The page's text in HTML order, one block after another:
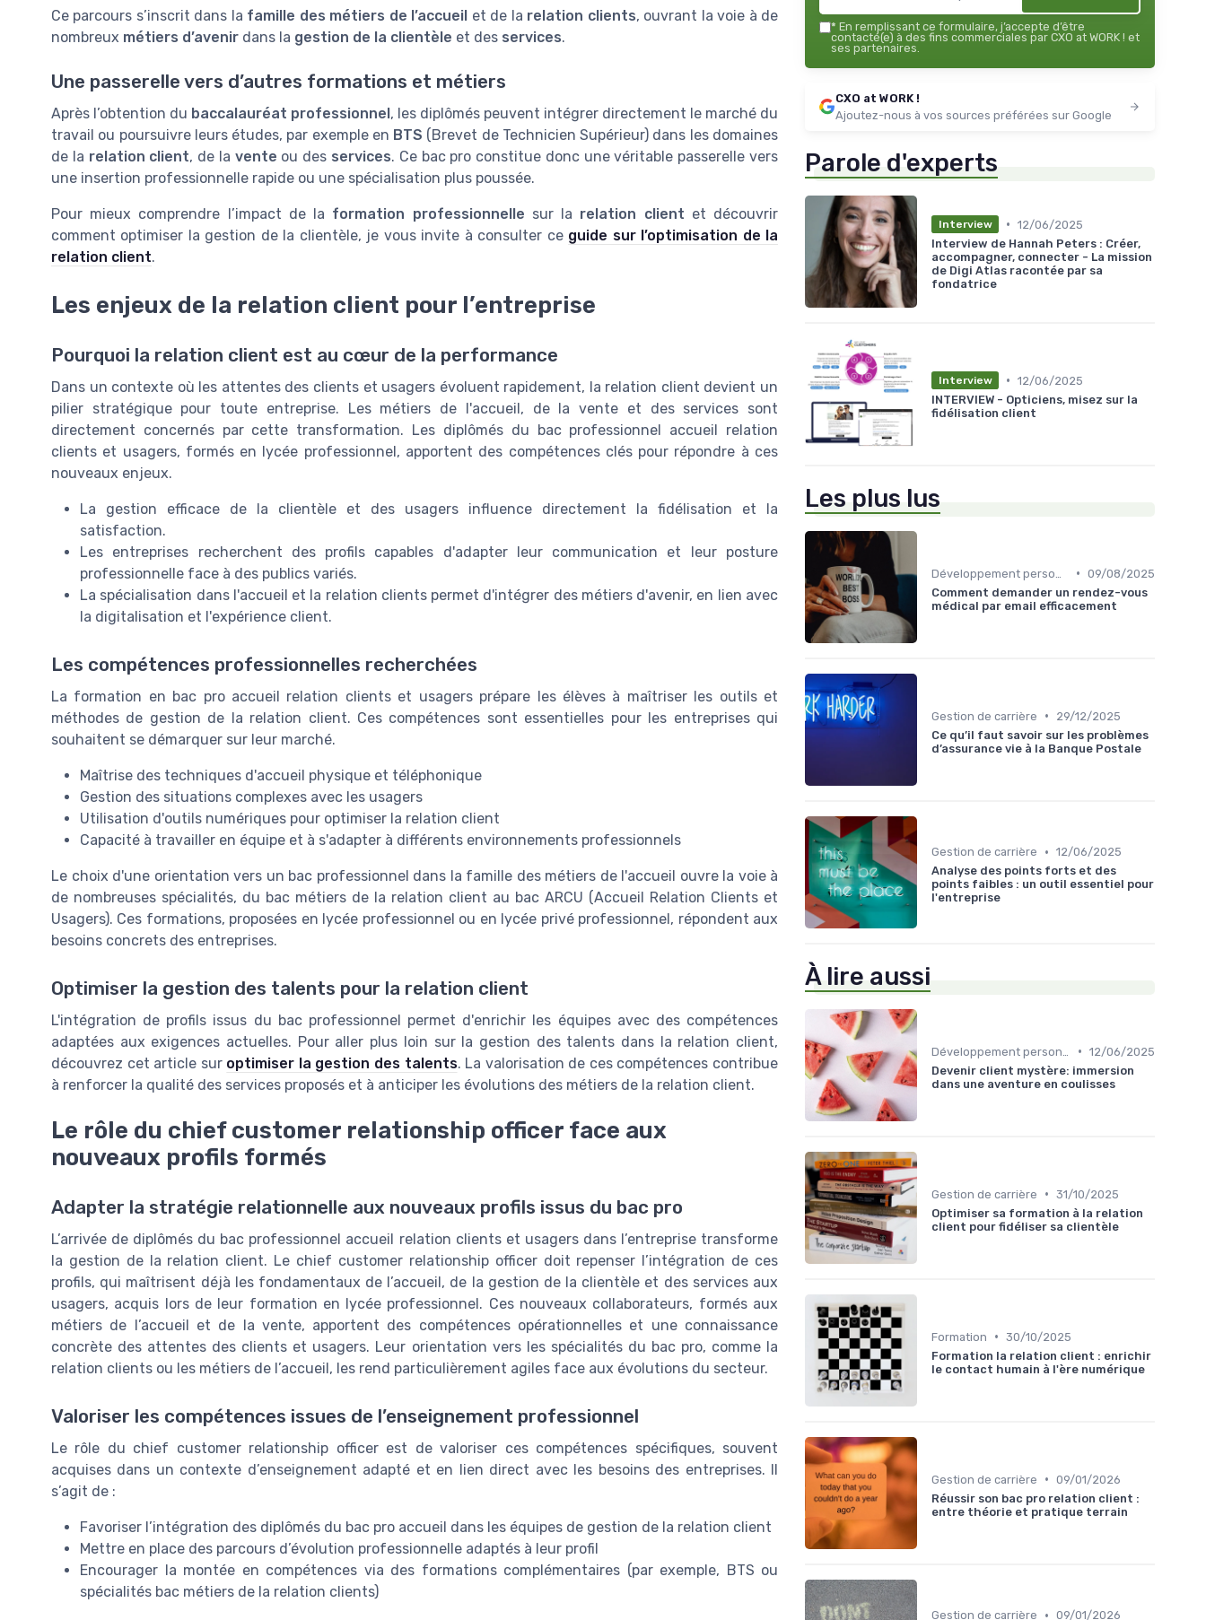
Ce parcours s’inscrit dans la famille des métiers de l’accueil et de la relation clients, ouvrant la voie à de
nombreux métiers d’avenir dans la gestion de la clientèle et des services.
Une passerelle vers d’autres formations et métiers
Après l’obtention du baccalauréat professionnel, les diplômés peuvent intégrer directement le marché du
travail ou poursuivre leurs études, par exemple en BTS (Brevet de Technicien Supérieur) dans les domaines
de la relation client, de la vente ou des services. Ce bac pro constitue donc une véritable passerelle vers
une insertion professionnelle rapide ou une spécialisation plus poussée.
Pour mieux comprendre l’impact de la formation professionnelle sur la relation client et découvrir
comment optimiser la gestion de la clientèle, je vous invite à consulter ce guide sur l’optimisation de la
relation client.
Les enjeux de la relation client pour l’entreprise
Pourquoi la relation client est au cœur de la performance
Dans un contexte où les attentes des clients et usagers évoluent rapidement, la relation client devient un
pilier stratégique pour toute entreprise. Les métiers de l'accueil, de la vente et des services sont
directement concernés par cette transformation. Les diplômés du bac professionnel accueil relation
clients et usagers, formés en lycée professionnel, apportent des compétences clés pour répondre à ces
nouveaux enjeux.
La gestion efficace de la clientèle et des usagers influence directement la fidélisation et la
satisfaction.
Les entreprises recherchent des profils capables d'adapter leur communication et leur posture
professionnelle face à des publics variés.
La spécialisation dans l'accueil et la relation clients permet d'intégrer des métiers d'avenir, en lien avec
la digitalisation et l'expérience client.
Les compétences professionnelles recherchées
La formation en bac pro accueil relation clients et usagers prépare les élèves à maîtriser les outils et
méthodes de gestion de la relation client. Ces compétences sont essentielles pour les entreprises qui
souhaitent se démarquer sur leur marché.
Maîtrise des techniques d'accueil physique et téléphonique
Gestion des situations complexes avec les usagers
Utilisation d'outils numériques pour optimiser la relation client
Capacité à travailler en équipe et à s'adapter à différents environnements professionnels
Le choix d'une orientation vers un bac professionnel dans la famille des métiers de l'accueil ouvre la voie à
de nombreuses spécialités, du bac métiers de la relation client au bac ARCU (Accueil Relation Clients et
Usagers). Ces formations, proposées en lycée professionnel ou en lycée privé professionnel, répondent aux
besoins concrets des entreprises.
Optimiser la gestion des talents pour la relation client
L'intégration de profils issus du bac professionnel permet d'enrichir les équipes avec des compétences
adaptées aux exigences actuelles. Pour aller plus loin sur la gestion des talents dans la relation client,
découvrez cet article sur optimiser la gestion des talents. La valorisation de ces compétences contribue
à renforcer la qualité des services proposés et à anticiper les évolutions des métiers de la relation client.
Le rôle du chief customer relationship officer face aux
nouveaux profils formés
Adapter la stratégie relationnelle aux nouveaux profils issus du bac pro
L’arrivée de diplômés du bac professionnel accueil relation clients et usagers dans l’entreprise transforme
la gestion de la relation client. Le chief customer relationship officer doit repenser l’intégration de ces
profils, qui maîtrisent déjà les fondamentaux de l’accueil, de la gestion de la clientèle et des services aux
usagers, acquis lors de leur formation en lycée professionnel. Ces nouveaux collaborateurs, formés aux
métiers de l’accueil et de la vente, apportent des compétences opérationnelles et une connaissance
concrète des attentes des clients et usagers. Leur orientation vers les spécialités du bac pro, comme la
relation clients ou les métiers de l’accueil, les rend particulièrement agiles face aux évolutions du secteur.
Valoriser les compétences issues de l’enseignement professionnel
Le rôle du chief customer relationship officer est de valoriser ces compétences spécifiques, souvent
acquises dans un contexte d’enseignement adapté et en lien direct avec les besoins des entreprises. Il
s’agit de :
Favoriser l’intégration des diplômés du bac pro accueil dans les équipes de gestion de la relation client
Mettre en place des parcours d’évolution professionnelle adaptés à leur profil
Encourager la montée en compétences via des formations complémentaires (par exemple, BTS ou
spécialités bac métiers de la relation clients)
* En remplissant ce formulaire, j’accepte d’être
contacté(e) à des fins commerciales par CXO at WORK ! et
ses partenaires.
CXO at WORK !
Ajoutez-nous à vos sources préférées sur Google
Parole d'experts
Interview • 12/06/2025
Interview de Hannah Peters : Créer,
accompagner, connecter - La mission
de Digi Atlas racontée par sa
fondatrice
Interview • 12/06/2025
INTERVIEW - Opticiens, misez sur la
fidélisation client
Les plus lus
• 09/08/2025
Comment demander un rendez-vous
médical par email efficacement
Gestion de carrière •
29/12/2025
Ce qu’il faut savoir sur les problèmes
d’assurance vie à la Banque Postale
Gestion de carrière • 12/06/2025
Analyse des points forts et des
points faibles : un outil essentiel pour
l'entreprise
À lire aussi
• 12/06/2025
Devenir client mystère: immersion
dans une aventure en coulisses
Gestion de carrière • 31/10/2025
Optimiser sa formation à la relation
client pour fidéliser sa clientèle
Formation • 30/10/2025
Formation la relation client : enrichir
le contact humain à l'ère numérique
Gestion de carrière • 09/01/2026
Réussir son bac pro relation client :
entre théorie et pratique terrain
Gestion de carrière • 09/01/2026